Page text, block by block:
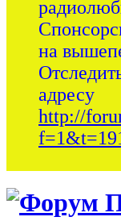
на
адресу
http://